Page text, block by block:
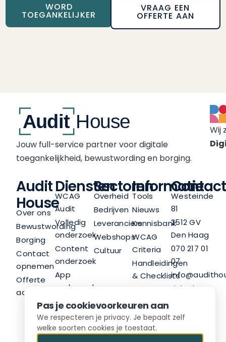
Pas je cookievoorkeuren aan
We respecteren je privacy. Je bepaalt zelf
welke soorten cookies je toestaat.
WORD
TOEGANKELIJKER
VRAAG EEN
OFFERTE AAN
Jouw full-service partner voor digitale
toegankelijkheid, bewustwording en borging.
Wij
Audit
House
Over ons
Bewustwording
Borging
Contact
opnemen
Offerte
aanvragen
Diensten
WCAG
Audit
Volledig
onderzoek
Content
onderzoek
App
onderzoek
Trainingen
Advies
Sectoren
Overheid
Bedrijven
Leveranciers
Webshops
Cultuur
Informatie
Tools
Nieuws
Kennisbank
WCAG
Criteria
Handleidingen
& Checklists
Nieuwsbrief
Contact
Westeinde
81
2512 GV
Den Haag
070 217 01
07
LinkedIn